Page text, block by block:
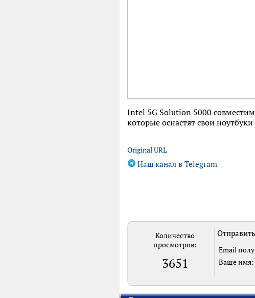
Intel 5G Solution 5000
которые оснастят свои
Original URL
Наш канал в Telegram
Количество
просмотров:
3651
Email
Ваше имя: